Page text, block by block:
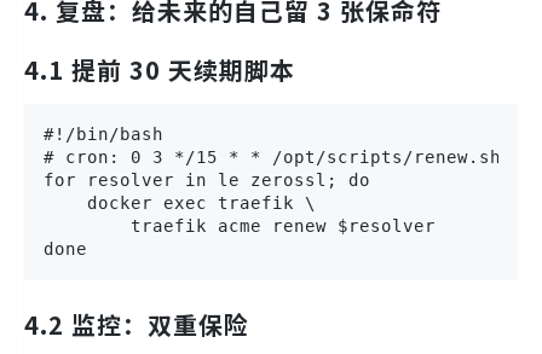
4. 复盘：给未来的自己留 3 张保命符
4.1 提前 30 天续期脚本
#!/bin/bash
# cron: 0 3 */15 * * /opt/scripts/renew.sh
for resolver in le zerossl; do
    docker exec traefik \
        traefik acme renew $resolver
done
4.2 监控：双重保险